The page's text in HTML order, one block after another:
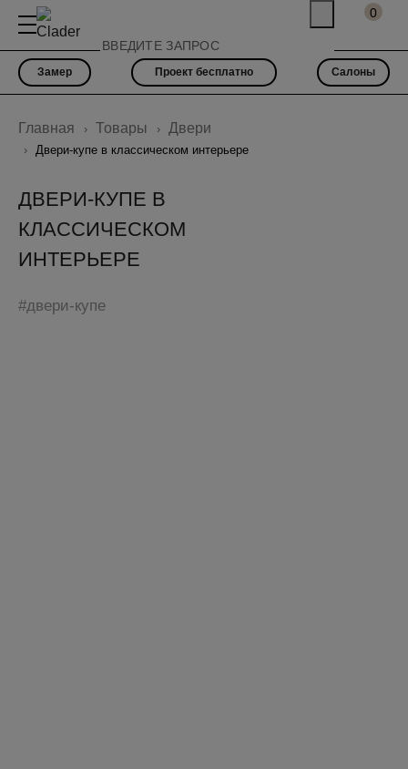
0
Замер Проект бесплатно Салоны
Главная Товары Двери
Двери-купе в классическом интерьере
ДВЕРИ-КУПЕ В
КЛАССИЧЕСКОМ
ИНТЕРЬЕРЕ
#двери-купе